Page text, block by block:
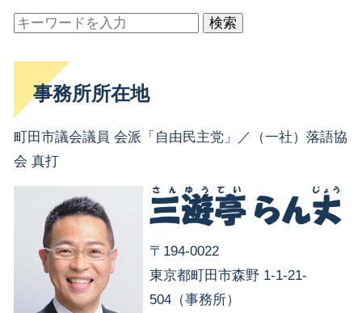
検索
事務所所在地
町田市議会議員 会派「自由民主党」／（一社）落語協
会 真打
〒194-0022
東京都町田市森野 1-1-21-
504（事務所）